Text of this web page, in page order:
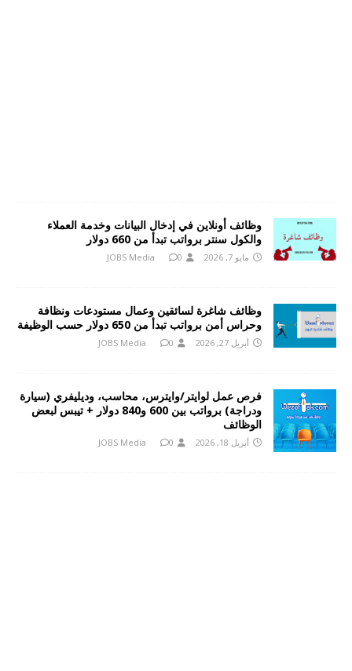
وظائف أونلاين في إدخال البيانات وخدمة العملاء
والكول سنتر برواتب تبدأ من 660 دولار
مايو 7, 2026 JOBS Media 0
وظائف شاغرة لسائقين وعمال مستودعات ونظافة
وحراس أمن برواتب تبدأ من 650 دولار حسب الوظيفة
أبريل 27, 2026 JOBS Media 0
فرص عمل لوايتر/وايترس، محاسب، وديليفري (سيارة
ودراجة) برواتب بين 600 و840 دولار + تيبس لبعض
الوظائف
أبريل 18, 2026 JOBS Media 0